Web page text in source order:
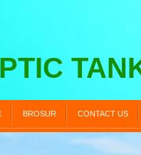
BROSUR CONTACT US